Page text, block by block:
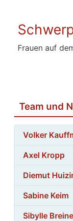
Frauen auf
Team und
Volker
Axel Kropp
Diemut
Sabine Keim
Sibylle